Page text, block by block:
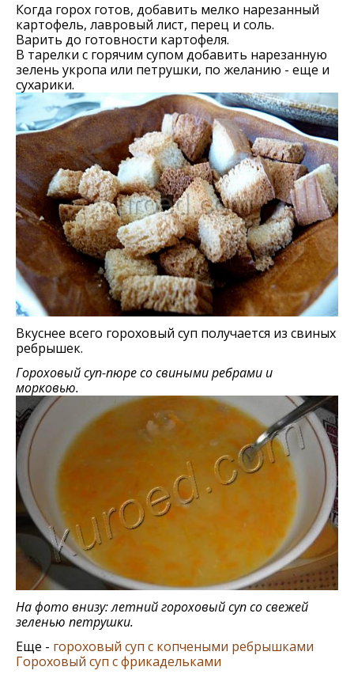
Когда горох готов, добавить мелко нарезанный
картофель, лавровый лист, перец и соль.
Варить до готовности картофеля.
В тарелки с горячим супом добавить нарезанную
зелень укропа или петрушки, по желанию - еще и
сухарики.
Вкуснее всего гороховый суп получается из свиных
ребрышек.
Гороховый суп-пюре со свиными ребрами и
морковью.
На фото внизу: летний гороховый суп со свежей
зеленью петрушки.
Еще - гороховый суп с копчеными ребрышками
Гороховый суп с фрикадельками